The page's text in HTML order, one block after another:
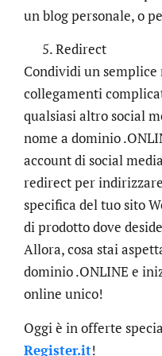
un blog personale, o
Redirect
Condividi un semplice
collegamenti
qualsiasi altro social
nome a dominio
account di social
redirect per
specifica del tuo sito
di prodotto dove
Allora, cosa stai
dominio .ONLINE e
online unico!
Oggi è in offerte
Register.it!